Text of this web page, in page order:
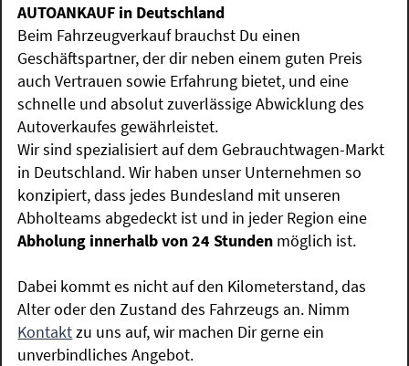
AUTOANKAUF in Deutschland
Beim Fahrzeugverkauf brauchst Du einen
Geschäftspartner, der dir neben einem guten Preis
auch Vertrauen sowie Erfahrung bietet, und eine
schnelle und absolut zuverlässige Abwicklung des
Autoverkaufes gewährleistet.
Wir sind spezialisiert auf dem Gebrauchtwagen-Markt
in Deutschland. Wir haben unser Unternehmen so
konzipiert, dass jedes Bundesland mit unseren
Abholteams abgedeckt ist und in jeder Region eine
Abholung innerhalb von 24 Stunden möglich ist.
Dabei kommt es nicht auf den Kilometerstand, das
Alter oder den Zustand des Fahrzeugs an. Nimm
Kontaktzu uns auf, wir machen Dir gerne ein
unverbindliches Angebot.